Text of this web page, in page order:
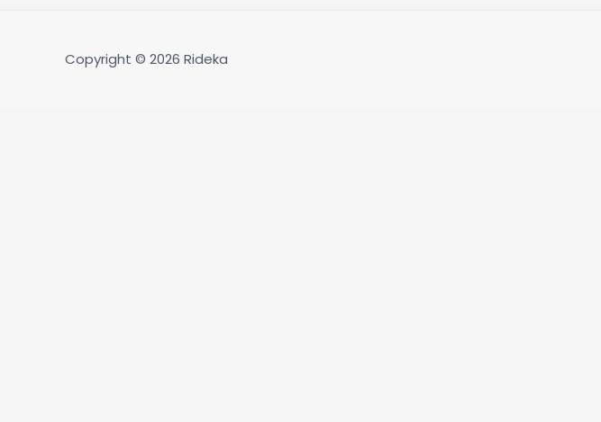
Copyright © 2026 Rideka